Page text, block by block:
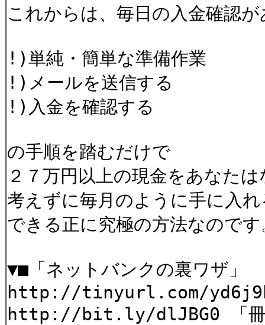
これからは、毎日の入金確認
!)単純・簡単な準備作業
!)メールを送信する
!)入金を確認する
の手順を踏むだけで
２７万円以上の現金をあなた
考えずに毎月のように手に入
できる正に究極の方法なので
▼■「ネットバンクの裏ワザ」
http://tinyurl.com/
http://bit.ly/dlJBG0 「冊